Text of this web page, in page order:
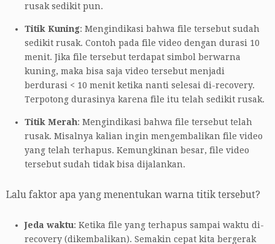
rusak sedikit pun.
Titik Kuning: Mengindikasi bahwa file tersebut sudah
sedikit rusak. Contoh pada file video dengan durasi 10
menit. Jika file tersebut terdapat simbol berwarna
kuning, maka bisa saja video tersebut menjadi
berdurasi < 10 menit ketika nanti selesai di-recovery.
Terpotong durasinya karena file itu telah sedikit rusak.
Titik Merah: Mengindikasi bahwa file tersebut telah
rusak. Misalnya kalian ingin mengembalikan file video
yang telah terhapus. Kemungkinan besar, file video
tersebut sudah tidak bisa dijalankan.
Lalu faktor apa yang menentukan warna titik tersebut?
Jeda waktu: Ketika file yang terhapus sampai waktu di-
recovery (dikembalikan). Semakin cepat kita bergerak